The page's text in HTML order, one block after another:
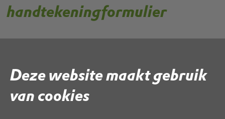
Deze website maakt gebruik
van cookies
handtekeningformulier
Deel deze pagina